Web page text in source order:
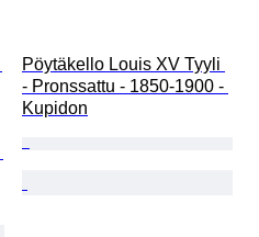
Pöytäkello Louis XV Tyyli
- Pronssattu - 1850-1900 -
Kupidon